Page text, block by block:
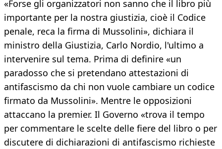
«Forse gli organizzatori non sanno che il libro più
importante per la nostra giustizia, cioè il Codice
penale, reca la firma di Mussolini», dichiara il
ministro della Giustizia, Carlo Nordio, l'ultimo a
intervenire sul tema. Prima di definire «un
paradosso che si pretendano attestazioni di
antifascismo da chi non vuole cambiare un codice
firmato da Mussolini». Mentre le opposizioni
attaccano la premier. Il Governo «trova il tempo
per commentare le scelte delle fiere del libro o per
discutere di dichiarazioni di antifascismo richieste